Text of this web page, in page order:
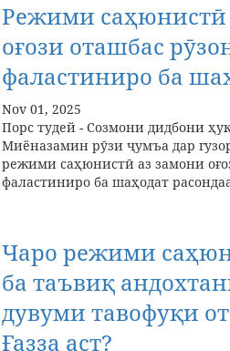
Режими саҳюнистӣ
оғози оташбас
фаластиниро ба
Nov 01, 2025
Порс тудей - Созмони дидбони
Миёназамин рӯзи ҷумъа дар
режими саҳюнистӣ аз замони
фаластиниро ба шаҳодат
Чаро режими
ба таъвиқ
дувуми тавофуқи
Ғазза аст?